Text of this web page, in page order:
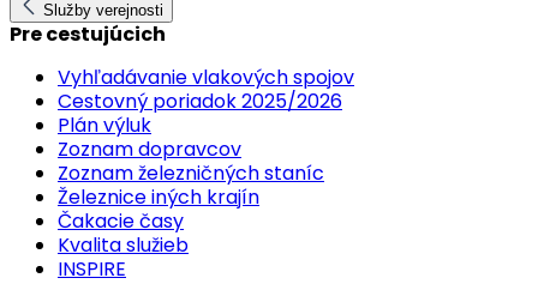
Služby verejnosti
Pre cestujúcich
Vyhľadávanie vlakových spojov
Cestovný poriadok 2025/2026
Plán výluk
Zoznam dopravcov
Zoznam železničných staníc
Železnice iných krajín
Čakacie časy
Kvalita služieb
INSPIRE